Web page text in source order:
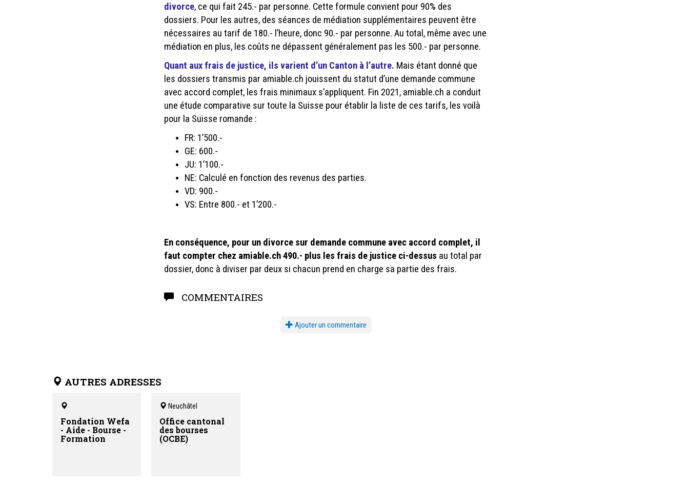
divorce, ce qui fait 245.- par personne. Cette formule convient pour 90% des
dossiers. Pour les autres, des séances de médiation supplémentaires peuvent être
nécessaires au tarif de 180.- l’heure, donc 90.- par personne. Au total, même avec une
médiation en plus, les coûts ne dépassent généralement pas les 500.- par personne.
Quant aux frais de justice, ils varient d’un Canton à l’autre. Mais étant donné que
les dossiers transmis par amiable.ch jouissent du statut d’une demande commune
avec accord complet, les frais minimaux s’appliquent. Fin 2021, amiable.ch a conduit
une étude comparative sur toute la Suisse pour établir la liste de ces tarifs, les voilà
pour la Suisse romande :
FR: 1’500.-
GE: 600.-
JU: 1’100.-
NE: Calculé en fonction des revenus des parties.
VD: 900.-
VS: Entre 800.- et 1’200.-
En conséquence, pour un divorce sur demande commune avec accord complet, il
faut compter chez amiable.ch 490.- plus les frais de justice ci-dessus au total par
dossier, donc à diviser par deux si chacun prend en charge sa partie des frais.
COMMENTAIRES
Ajouter un commentaire
AUTRES ADRESSES
Fondation Wefa
- Aide - Bourse -
Formation
Neuchâtel
Office cantonal
des bourses
(OCBE)